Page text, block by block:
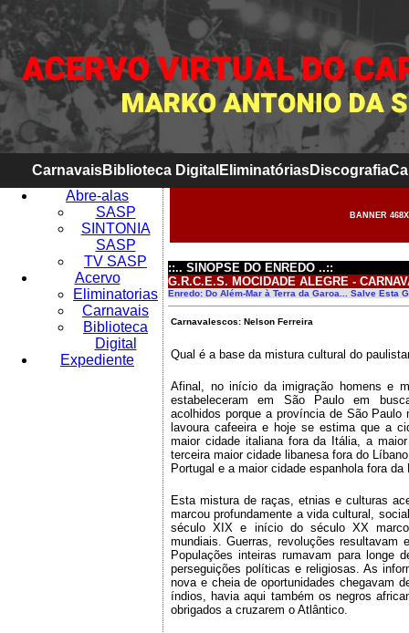
CarnavaisBiblioteca Digital EliminatóriasDiscografia
Abre-alas
SASP
SINTONIA
SASP
TV SASP
Acervo
Eliminatorias
Carnavais
Biblioteca
Digital
Expediente
BANNER
::.. SINOPSE DO ENREDO ..::
G.R.C.E.S. MOCIDADE ALEGRE -
Enredo: Do Além-Mar à Terra da Garoa... Salve Esta
Carnavalescos: Nelson Ferreira
Qual é a base da mistura cultural do
Afinal, no início da imigração homens e
estabeleceram em São Paulo em
acolhidos porque a província de São Paulo
lavoura cafeeira e hoje se estima que a
maior cidade italiana fora da Itália, a
terceira maior cidade libanesa fora do
Portugal e a maior cidade espanhola fora da
Esta mistura de raças, etnias e culturas
marcou profundamente a vida cultural,
século XIX e início do século XX
mundiais. Guerras, revoluções resultavam
Populações inteiras rumavam para longe
perseguições políticas e religiosas. As
nova e cheia de oportunidades chegavam
índios, havia aqui também os negros
obrigados a cruzarem o Atlântico.